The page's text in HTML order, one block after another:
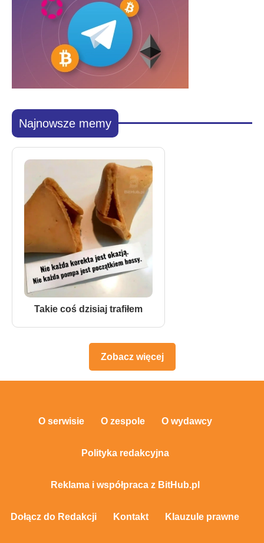
Najnowsze memy
Takie coś dzisiaj trafiłem
Zobacz więcej
O serwisie O zespole O wydawcy
Polityka redakcyjna
Reklama i współpraca z BitHub.pl
Dołącz do Redakcji Kontakt Klauzule prawne